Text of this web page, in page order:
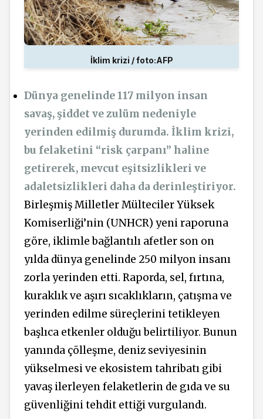
İklim krizi / foto:AFP
Dünya genelinde 117 milyon insan
savaş, şiddet ve zulüm nedeniyle
yerinden edilmiş durumda. İklim krizi,
bu felaketini “risk çarpanı” haline
getirerek, mevcut eşitsizlikleri ve
adaletsizlikleri daha da derinleştiriyor.
Birleşmiş Milletler Mülteciler Yüksek
Komiserliği’nin (UNHCR) yeni raporuna
göre, iklimle bağlantılı afetler son on
yılda dünya genelinde 250 milyon insanı
zorla yerinden etti. Raporda, sel, fırtına,
kuraklık ve aşırı sıcaklıkların, çatışma ve
yerinden edilme süreçlerini tetikleyen
başlıca etkenler olduğu belirtiliyor. Bunun
yanında çölleşme, deniz seviyesinin
yükselmesi ve ekosistem tahribatı gibi
yavaş ilerleyen felaketlerin de gıda ve su
güvenliğini tehdit ettiği vurgulandı.